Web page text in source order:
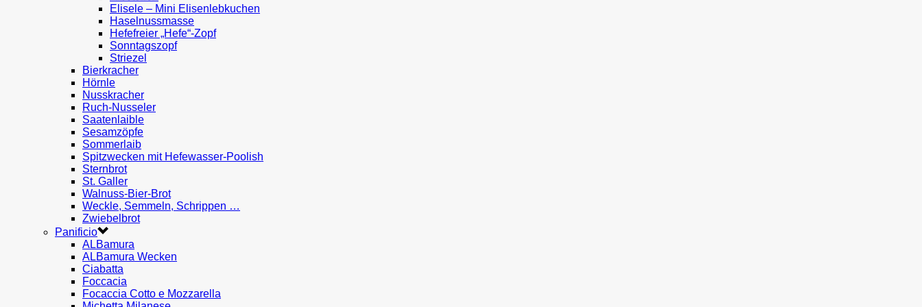
Elisele – Mini Elisenlebkuchen
Haselnussmasse
Hefefreier „Hefe“-Zopf
Sonntagszopf
Striezel
Bierkracher
Hörnle
Nusskracher
Ruch-Nusseler
Saatenlaible
Sesamzöpfe
Sommerlaib
Spitzwecken mit Hefewasser-Poolish
Sternbrot
St. Galler
Walnuss-Bier-Brot
Weckle, Semmeln, Schrippen …
Zwiebelbrot
Panificio
ALBamura
ALBamura Wecken
Ciabatta
Foccacia
Focaccia Cotto e Mozzarella